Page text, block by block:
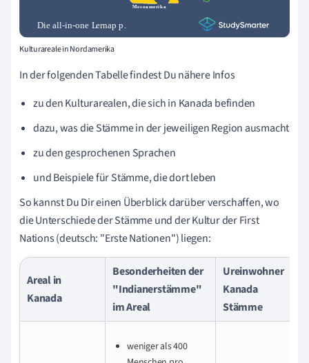
Kulturareale in Nordamerika
In der folgenden Tabelle findest Du nähere Infos
zu den Kulturarealen, die sich in Kanada befinden
dazu, was die Stämme in der jeweiligen Region ausmacht
zu den gesprochenen Sprachen
und Beispiele für Stämme, die dort leben
So kannst Du Dir einen Überblick darüber verschaffen, wo
die Unterschiede der Stämme und der Kultur der First
Nations (deutsch: "Erste Nationen") liegen:
Areal in
Kanada
Besonderheiten der
"Indianerstämme"
im Areal
Ureinwohner
Kanada
Stämme
weniger als 400